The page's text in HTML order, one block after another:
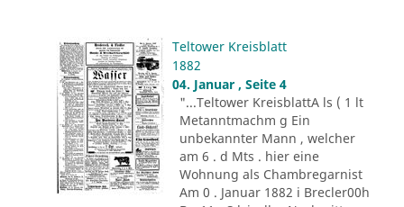
Teltower Kreisblatt
1882
04. Januar , Seite 4
"...Teltower KreisblattA ls ( 1 lt
Metanntmachm g Ein
unbekannter Mann , welcher
am 6 . d Mts . hier eine
Wohnung als Chambregarnist
Am 0 . Januar 1882 i Brecler00h